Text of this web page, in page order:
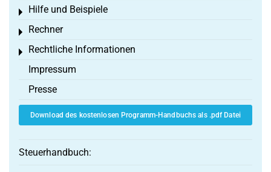
Hilfe und Beispiele
Toggle menu
Rechner
Toggle menu
Rechtliche Informationen
Toggle menu
Impressum
Presse
Download des kostenlosen Programm-Handbuchs als .pdf Datei
Steuerhandbuch: